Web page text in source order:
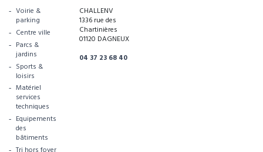
Voirie &
parking
Centre ville
Parcs &
jardins
Sports &
loisirs
Matériel
services
techniques
Equipements
des
bâtiments
Tri hors foyer
CHALLENV
1336 rue des
Chartinières
01120 DAGNEUX
04 37 23 68 40